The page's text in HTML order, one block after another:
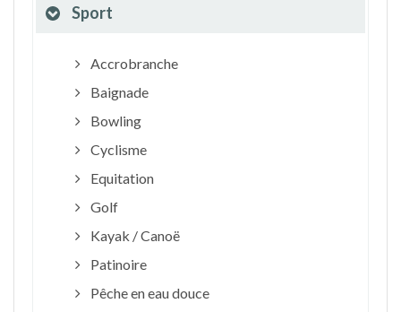
Sport
Accrobranche
Baignade
Bowling
Cyclisme
Equitation
Golf
Kayak / Canoë
Patinoire
Pêche en eau douce